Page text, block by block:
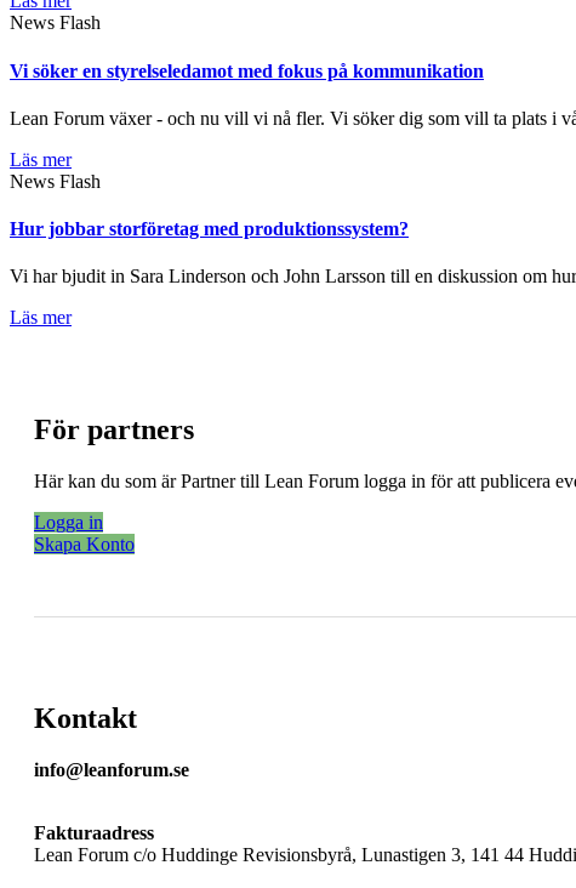
News Flash
Vi söker en styrelseledamot med fokus på kommunikation
Lean Forum växer - och nu vill vi nå fler. Vi söker dig som vill ta plats i
Läs mer
News Flash
Hur jobbar storföretag med produktionssystem?
Vi har bjudit in Sara Linderson och John Larsson till en diskussion om
Läs mer
För partners
Här kan du som är Partner till Lean Forum logga in för att publicera
Logga in
Skapa Konto
Kontakt
info@leanforum.se
Fakturaadress
Lean Forum c/o Huddinge Revisionsbyrå, Lunastigen 3, 141 44